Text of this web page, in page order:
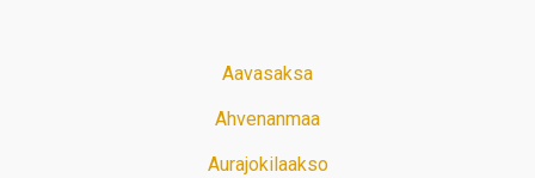
Aavasaksa
Ahvenanmaa
Aurajokilaakso